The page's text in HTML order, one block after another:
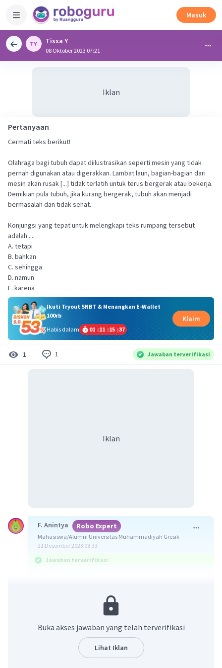
Masuk
Tissa Y
08 Oktober 2023 07:21
Iklan
Pertanyaan
Cermati teks berikut!
Olahraga bagi tubuh dapat diilustrasikan seperti mesin yang tidak
pernah digunakan atau digerakkan. Lambat laun, bagian-bagian dari
mesin akan rusak [...] tidak terlatih untuk terus bergerak atau bekerja.
Demikian pula tubuh, jika kurang bergerak, tubuh akan menjadi
bermasalah dan tidak sehat.
Konjungsi yang tepat untuk melengkapi teks rumpang tersebut
adalah ....
A. tetapi
B. bahkan
C. sehingga
D. namun
E. karena
Ikuti Tryout SNBT & Menangkan E-Wallet
100rb
Habis dalam
01 :11 :15 :36
Klaim
1 1 Jawaban terverifikasi
Iklan
F. Anintya Robo Expert
Mahasiswa/Alumni Universitas Muhammadiyah Gresik
21 Desember 2023 08:33
Jawaban terverifikasi
Soal tersebut meminta kita melengkapi bagian
tepat.
"Olahraga bagi tubuh dapat diilustrasikan
Buka akses jawaban yang telah terverifikasi
Lihat Iklan